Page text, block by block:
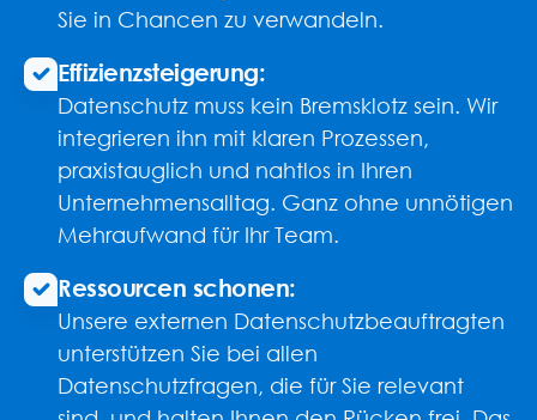
Sie in Chancen zu verwandeln.
Effizienzsteigerung:
Datenschutz muss kein Bremsklotz sein. Wir
integrieren ihn mit klaren Prozessen,
praxistauglich und nahtlos in Ihren
Unternehmensalltag. Ganz ohne unnötigen
Mehraufwand für Ihr Team.
Ressourcen schonen:
Unsere externen Datenschutzbeauftragten
unterstützen Sie bei allen
Datenschutzfragen, die für Sie relevant